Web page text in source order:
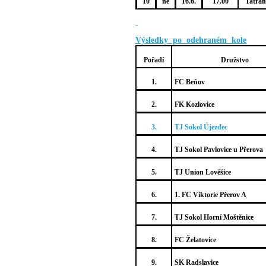
Výsledky po odehraném kole
Pořadí Družstvo
1. FC Beňov
2. FK Kozlovice
3. TJ Sokol Újezdec
4. TJ Sokol Pavlovice u Přerova
5. TJ Union Lověšice
6. 1. FC Viktorie Přerov A
7. TJ Sokol Horní Moštěnice
8. FC Želatovice
9. SK Radslavice